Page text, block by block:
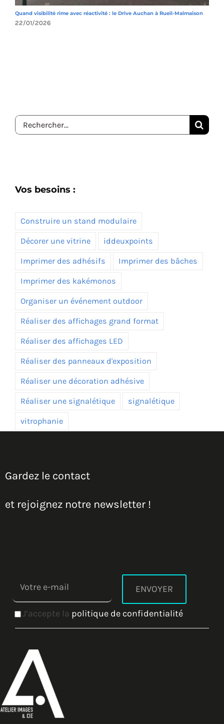
Quand visibilité rime avec réactivité : le Drive Auchan à Rueil-Malmaison
22/01/2026
Rechercher:
Vos besoins :
Construire un stand modulaire
Décorer une vitrine iddeuxpoints
Imprimer des adhésifs Imprimer des bâches
Imprimer des kakémonos
Organiser un événement outdoor
Réaliser des affichages grand format
Réaliser des affichages LED
Réaliser des panneaux d'exposition
Réaliser une décoration adhésive
Réaliser une signalétique signalétique
vitrophanie
Gardez le contact
et rejoignez notre newsletter !
J’accepte la politique de confidentialité